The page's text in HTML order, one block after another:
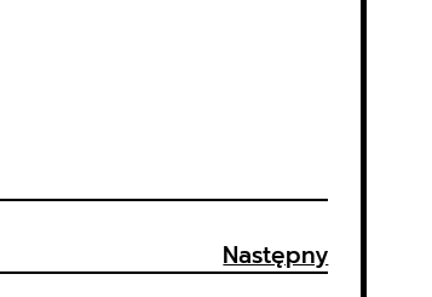
Następny